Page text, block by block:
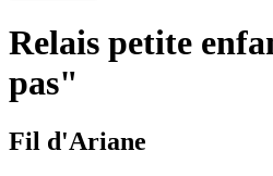
Relais petite
pas"
Fil d'Ariane